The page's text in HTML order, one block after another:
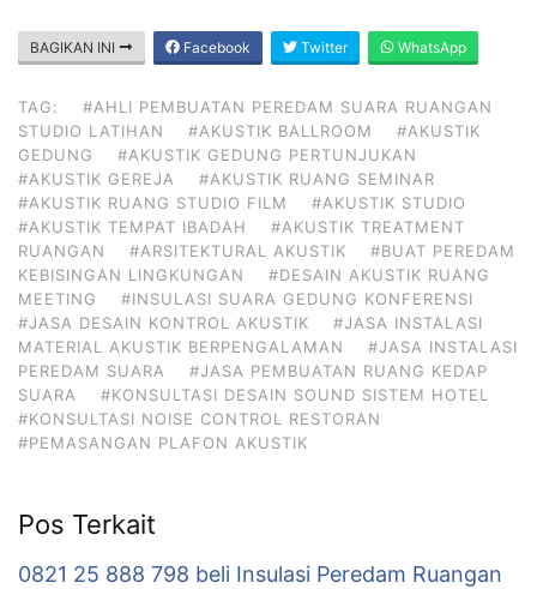
BAGIKAN INI Facebook Twitter WhatsApp
TAG:
#AHLI PEMBUATAN PEREDAM SUARA RUANGAN
STUDIO LATIHAN
#AKUSTIK BALLROOM
#AKUSTIK
GEDUNG
#AKUSTIK GEDUNG PERTUNJUKAN
#AKUSTIK GEREJA
#AKUSTIK RUANG SEMINAR
#AKUSTIK RUANG STUDIO FILM
#AKUSTIK STUDIO
#AKUSTIK TEMPAT IBADAH
#AKUSTIK TREATMENT
RUANGAN
#ARSITEKTURAL AKUSTIK
#BUAT PEREDAM
KEBISINGAN LINGKUNGAN
#DESAIN AKUSTIK RUANG
MEETING
#INSULASI SUARA GEDUNG KONFERENSI
#JASA DESAIN KONTROL AKUSTIK
#JASA INSTALASI
MATERIAL AKUSTIK BERPENGALAMAN
#JASA INSTALASI
PEREDAM SUARA
#JASA PEMBUATAN RUANG KEDAP
SUARA
#KONSULTASI DESAIN SOUND SISTEM HOTEL
#KONSULTASI NOISE CONTROL RESTORAN
#PEMASANGAN PLAFON AKUSTIK
Pos Terkait
0821 25 888 798 beli Insulasi Peredam Ruangan